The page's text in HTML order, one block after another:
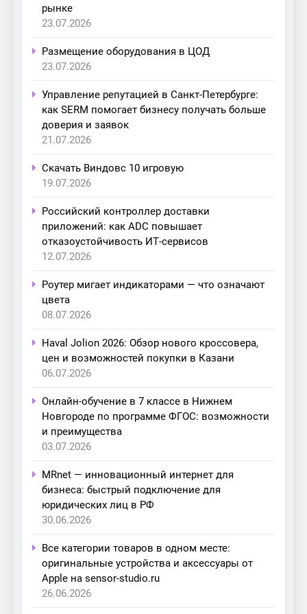
рынке
23.07.2026
Размещение оборудования в ЦОД
23.07.2026
Управление репутацией в Санкт-Петербурге:
как SERM помогает бизнесу получать больше
доверия и заявок
21.07.2026
Скачать Виндовс 10 игровую
19.07.2026
Российский контроллер доставки
приложений: как ADC повышает
отказоустойчивость ИТ-сервисов
12.07.2026
Роутер мигает индикаторами — что означают
цвета
08.07.2026
Haval Jolion 2026: Обзор нового кроссовера,
цен и возможностей покупки в Казани
06.07.2026
Онлайн-обучение в 7 классе в Нижнем
Новгороде по программе ФГОС: возможности
и преимущества
03.07.2026
MRnet — инновационный интернет для
бизнеса: быстрый подключение для
юридических лиц в РФ
30.06.2026
Все категории товаров в одном месте:
оригинальные устройства и аксессуары от
Apple на sensor-studio.ru
26.06.2026